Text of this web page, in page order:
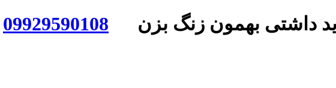
داشتی بهمون زنگ بزن 09929590108